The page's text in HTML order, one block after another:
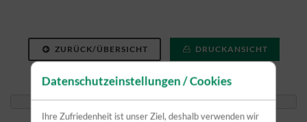
ZURÜCK/ÜBERSICHT DRUCKANSICHT
DOWNLOAD
Datenschutzeinstellungen / Cookies
Ihre Zufriedenheit ist unser Ziel, deshalb verwenden wir